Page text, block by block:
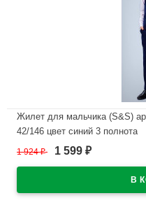
Жилет для мальчика (S&S)
42/146 цвет синий 3 полнота
В наличии
1 924₽ 1 599 ₽